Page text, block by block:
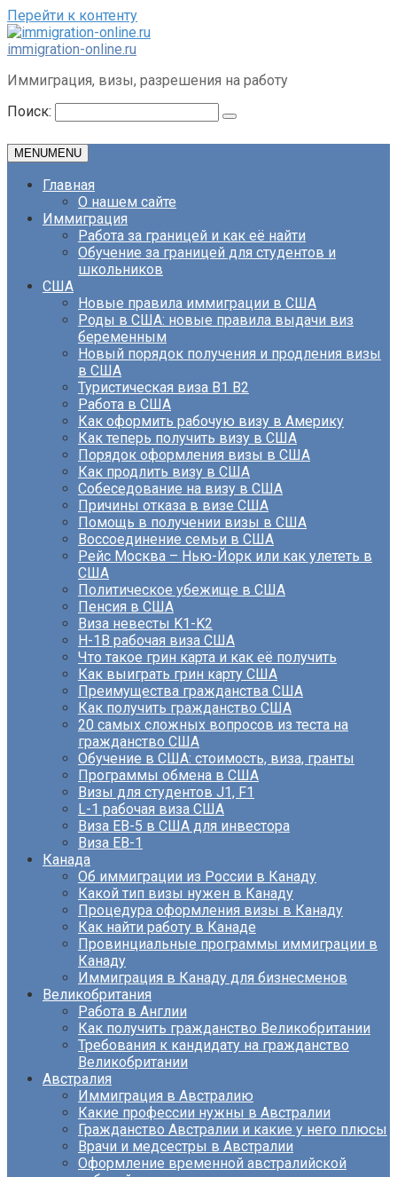
Перейти к контенту
immigration-online.ru
Иммиграция, визы, разрешения на работу
Поиск:
MENUMENU
Главная
О нашем сайте
Иммиграция
Работа за границей и как её найти
Обучение за границей для студентов и
школьников
США
Новые правила иммиграции в США
Роды в США: новые правила выдачи виз
беременным
Новый порядок получения и продления визы
в США
Туристическая виза B1 B2
Работа в США
Как оформить рабочую визу в Америку
Как теперь получить визу в США
Порядок оформления визы в США
Как продлить визу в США
Собеседование на визу в США
Причины отказа в визе США
Помощь в получении визы в США
Воссоединение семьи в США
Рейс Москва – Нью-Йорк или как улететь в
США
Политическое убежище в США
Пенсия в США
Виза невесты K1-K2
H-1B рабочая виза США
Что такое грин карта и как её получить
Как выиграть грин карту США
Преимущества гражданства США
Как получить гражданство США
20 самых сложных вопросов из теста на
гражданство США
Обучение в США: стоимость, виза, гранты
Программы обмена в США
Визы для студентов J1, F1
L-1 рабочая виза США
Виза EB-5 в США для инвестора
Виза ЕВ-1
Канада
Об иммиграции из России в Канаду
Какой тип визы нужен в Канаду
Процедура оформления визы в Канаду
Как найти работу в Канаде
Провинциальные программы иммиграции в
Канаду
Иммиграция в Канаду для бизнесменов
Великобритания
Работа в Англии
Как получить гражданство Великобритании
Требования к кандидату на гражданство
Великобритании
Австралия
Иммиграция в Австралию
Какие профессии нужны в Австралии
Гражданство Австралии и какие у него плюсы
Врачи и медсестры в Австралии
Оформление временной австралийской